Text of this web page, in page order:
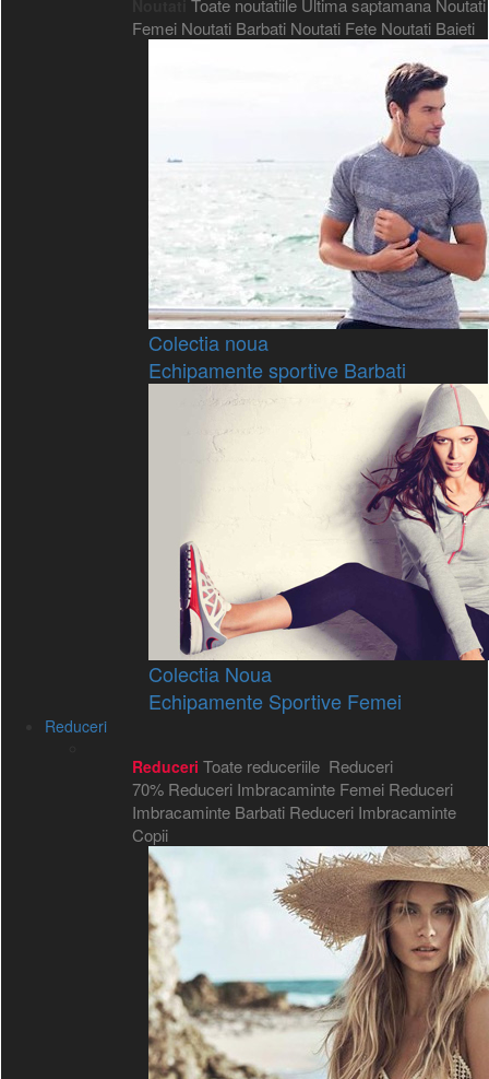
Toate noutatiile Ultima saptamana Noutati
Femei Noutati Barbati Noutati Fete Noutati Baieti
Colectia noua
Echipamente sportive Barbati
Colectia Noua
Echipamente Sportive Femei
Reduceri
Reduceri Toate reduceriile Reduceri
70% Reduceri Imbracaminte Femei Reduceri
Imbracaminte Barbati Reduceri Imbracaminte
Copii